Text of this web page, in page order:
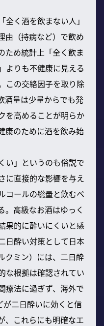
く酒を飲まない人」
由（持病など）で飲め
ため統計上「全く飲ま
よりも不健康に見える
この交絡因子を取り除
酒量は少量からでも発
を高めることが明らか
康のために酒を飲み始
い」というのも俗説で
に直接的な影響を与え
コールの総量と飲むペ
。高級なお酒はゆっく
果的に酔いにくいと感
日酔い対策として日本
クミン）には、二日酔
な根拠は確認されてい
療法に過ぎず、海外で
二日酔いに効くと信
、これらにも明確なエ